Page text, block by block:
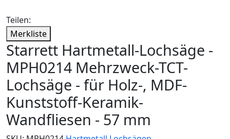
Teilen:
Merkliste
Starrett Hartmetall-Lochsäge -
MPH0214 Mehrzweck-TCT-
Lochsäge - für Holz-, MDF-
Kunststoff-Keramik-
Wandfliesen - 57 mm